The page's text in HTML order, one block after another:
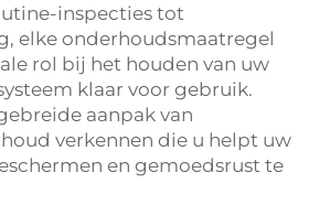
inspecties tot
elke onderhoudsmaatregel
rol bij het houden van uw
klaar voor gebruik.
aanpak van
verkennen die u helpt uw
en gemoedsrust te